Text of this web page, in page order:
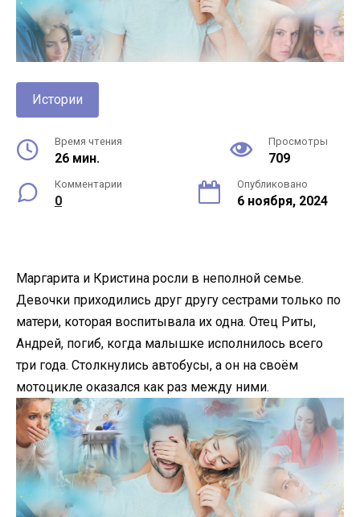
Истории
Время чтения
26 мин.
Просмотры
709
Комментарии
0
Опубликовано
6 ноября, 2024
Маргарита и Кристина росли в неполной семье.
Девочки приходились друг другу сестрами только по
матери, которая воспитывала их одна. Отец Риты,
Андрей, погиб, когда малышке исполнилось всего
три года. Столкнулись автобусы, а он на своём
мотоцикле оказался как раз между ними.